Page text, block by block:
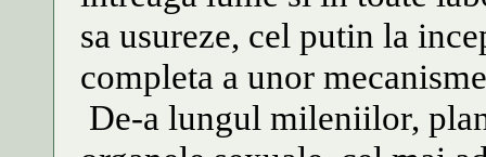
sa usureze, cel putin la
completa a unor
De-a lungul mileniilor,